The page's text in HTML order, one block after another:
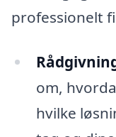
professionelt
om,
hvilke